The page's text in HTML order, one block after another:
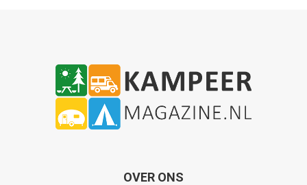
OVER ONS